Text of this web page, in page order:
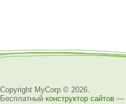
Copyright MyCorp © 2026
Бесплатный конструктор сайтов —